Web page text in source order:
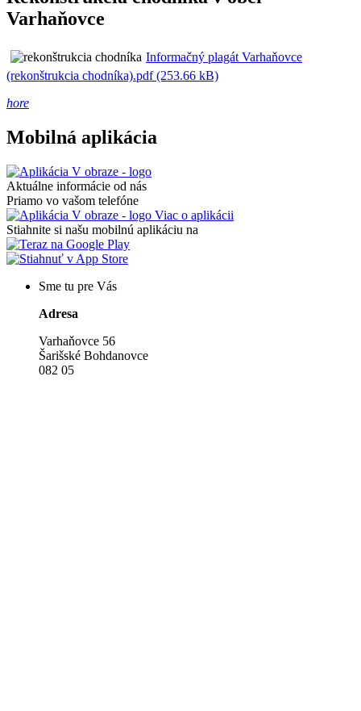
Varhaňovce
Informačný plagát Varhaňovce
(rekonštrukcia chodníka).pdf (253.66 kB)
hore
Mobilná aplikácia
Aktuálne informácie od nás
Priamo vo vašom telefóne
Viac o aplikácii
Stiahnite si našu mobilnú aplikáciu na
Sme tu pre Vás
Adresa
Varhaňovce 56
Šarišské Bohdanovce
082 05